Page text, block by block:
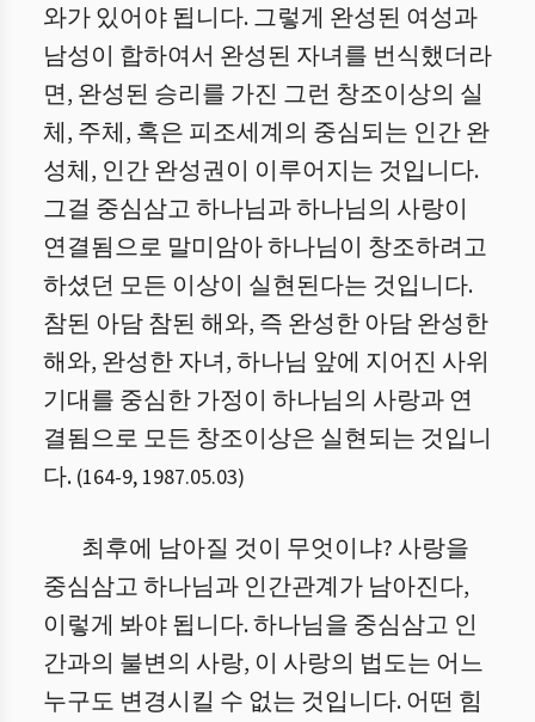
와가 있어야 됩니다. 그렇게 완성된 여성과
남성이 합하여서 완성된 자녀를 번식했더라
면, 완성된 승리를 가진 그런 창조이상의 실
체, 주체, 혹은 피조세계의 중심되는 인간 완
성체, 인간 완성권이 이루어지는 것입니다.
그걸 중심삼고 하나님과 하나님의 사랑이
연결됨으로 말미암아 하나님이 창조하려고
하셨던 모든 이상이 실현된다는 것입니다.
참된 아담 참된 해와, 즉 완성한 아담 완성한
해와, 완성한 자녀, 하나님 앞에 지어진 사위
기대를 중심한 가정이 하나님의 사랑과 연
결됨으로 모든 창조이상은 실현되는 것입니
다. (164-9, 1987.05.03)
최후에 남아질 것이 무엇이냐? 사랑을
중심삼고 하나님과 인간관계가 남아진다,
이렇게 봐야 됩니다. 하나님을 중심삼고 인
간과의 불변의 사랑, 이 사랑의 법도는 어느
누구도 변경시킬 수 없는 것입니다. 어떤 힘